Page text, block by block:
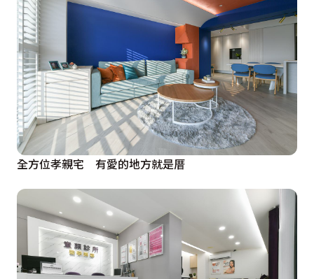
全方位孝親宅 有愛的地方就是厝